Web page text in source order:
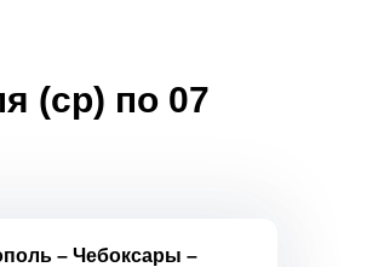
(ср) по 07
–Чебоксары –